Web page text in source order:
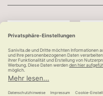
Kauf auf Rechnung